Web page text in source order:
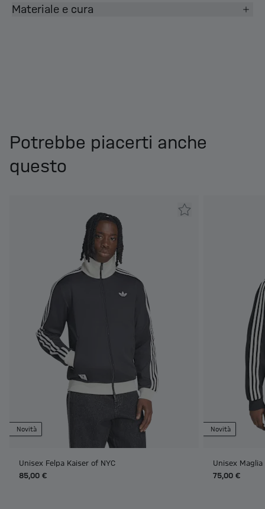
Materiale e cura
Potrebbe piacerti anche
questo
Novità
Unisex Felpa Kaiser of NYC
85,00 €
Novità
Unisex
75,00 €